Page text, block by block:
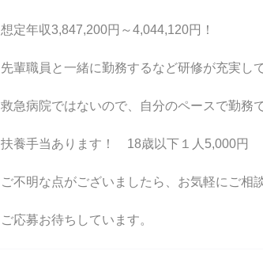
想定年収3,847,200円～4,044,120円！
先輩職員と一緒に勤務するなど研修が充実し
救急病院ではないので、自分のペースで勤務
扶養手当あります！ 18歳以下１人5,000円
ご不明な点がございましたら、お気軽にご相
ご応募お待ちしています。